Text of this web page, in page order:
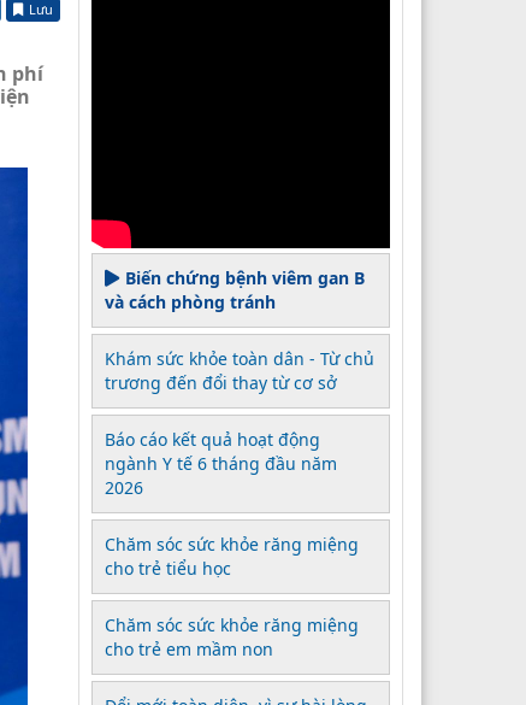
Lưu
phí
Biến chứng bệnh viêm gan B
và cách phòng tránh
Khám sức khỏe toàn dân - Từ chủ
trương đến đổi thay từ cơ sở
Báo cáo kết quả hoạt động
ngành Y tế 6 tháng đầu năm
2026
Chăm sóc sức khỏe răng miệng
cho trẻ tiểu học
Chăm sóc sức khỏe răng miệng
cho trẻ em mầm non